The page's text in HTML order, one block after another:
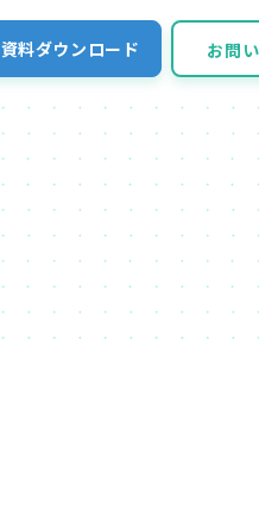
資料ダウンロード お問